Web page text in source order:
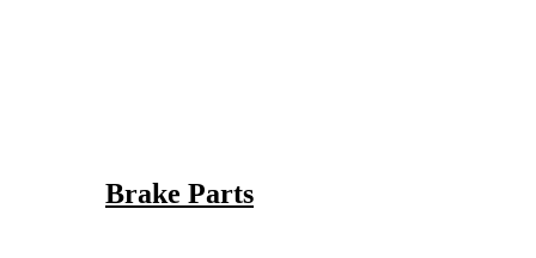
Brake Parts